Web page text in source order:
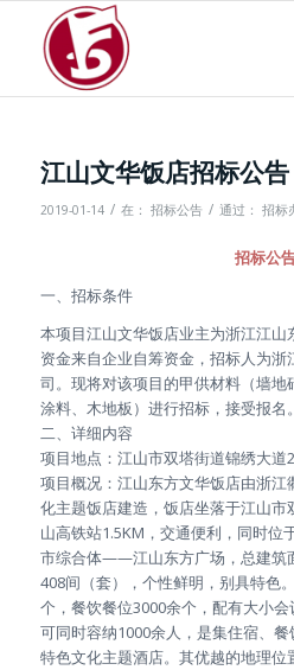
江山文华饭店招标公告
2019-01-14 / 在： 招标公告 / 通过： 招标
招标公
一、招标条件
本项目江山文华饭店业主为浙江江
资金来自企业自筹资金，招标人为
司。现将对该项目的甲供材料（墙
涂料、木地板）进行招标，接受报名。
二、详细内容
项目地点：江山市双塔街道锦绣大道
项目概况：江山东方文华饭店由浙
化主题饭店建造，饭店坐落于江山
山高铁站1.5KM，交通便利，同时位
市综合体——江山东方广场，总建筑
408间（套），个性鲜明，别具特色
个，餐饮餐位3000余个，配有大小
可同时容纳1000余人，是集住宿、
特色文化主题酒店。其优越的地理